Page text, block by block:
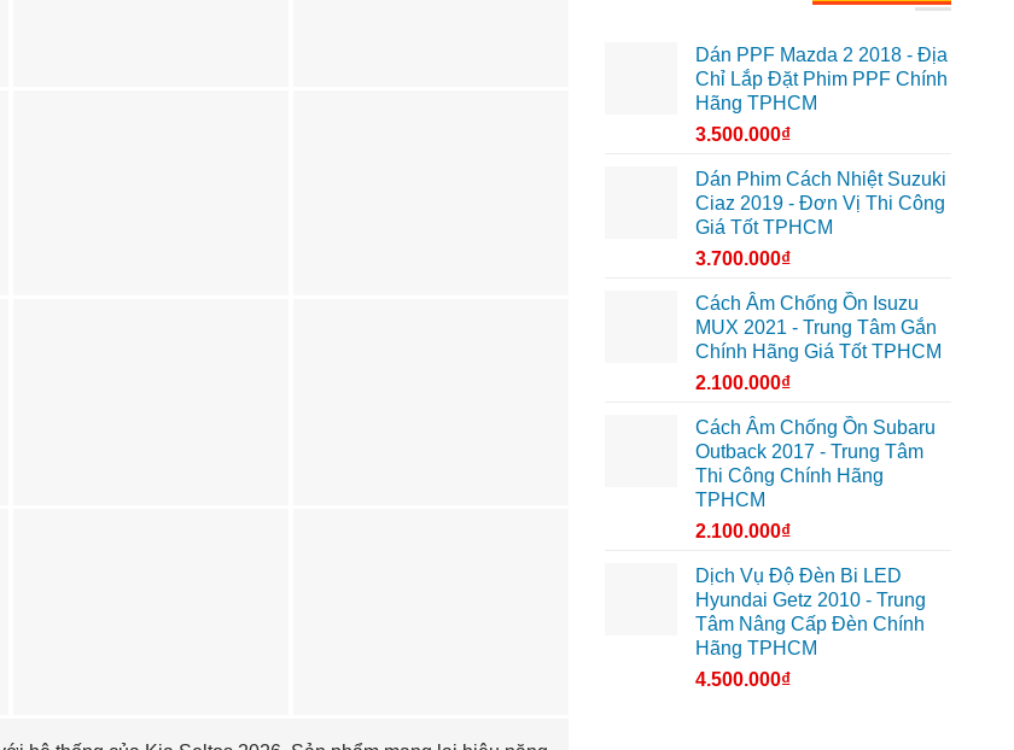
Dán PPF Mazda 2 2018 - Địa
Chỉ Lắp Đặt Phim PPF Chính
Hãng TPHCM
3.500.000₫
Dán Phim Cách Nhiệt Suzuki
Ciaz 2019 - Đơn Vị Thi Công
Giá Tốt TPHCM
3.700.000₫
Cách Âm Chống Ồn Isuzu
MUX 2021 - Trung Tâm Gắn
Chính Hãng Giá Tốt TPHCM
2.100.000₫
Cách Âm Chống Ồn Subaru
Outback 2017 - Trung Tâm
Thi Công Chính Hãng
TPHCM
2.100.000₫
Dịch Vụ Độ Đèn Bi LED
Hyundai Getz 2010 - Trung
Tâm Nâng Cấp Đèn Chính
Hãng TPHCM
4.500.000₫